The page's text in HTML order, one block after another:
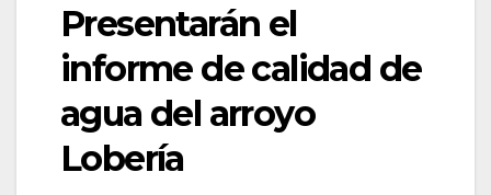
Presentarán el
informe de calidad de
agua del arroyo
Lobería